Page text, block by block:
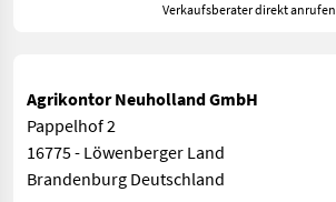
Verkaufsberater direkt anrufen
Agrikontor Neuholland GmbH
Pappelhof 2
16775 - Löwenberger Land
Brandenburg Deutschland